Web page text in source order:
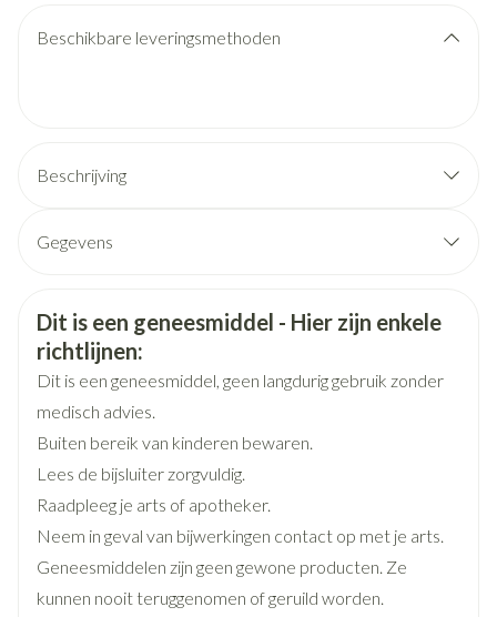
Beschikbare leveringsmethoden
Beschrijving
Gegevens
Organisaties
Merken
Breedte 17 mm
Lengte 65 mm
Diepte 15 mm
Veiligheidsinformatie
Dit is een geneesmiddel - Hier zijn enkele
richtlijnen:
Dit is een geneesmiddel, geen langdurig gebruik zonder
medisch advies.
Buiten bereik van kinderen bewaren.
Lees de bijsluiter zorgvuldig.
Raadpleeg je arts of apotheker.
Neem in geval van bijwerkingen contact op met je arts.
Geneesmiddelen zijn geen gewone producten. Ze
kunnen nooit teruggenomen of geruild worden.